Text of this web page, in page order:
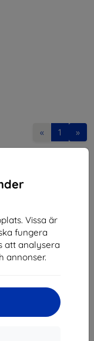
Vissa är
fungera
att analysera
annonser.
« 1 »